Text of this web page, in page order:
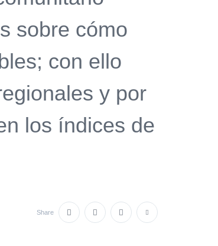
sobre cómo
con ello
y por
los índices de
Share